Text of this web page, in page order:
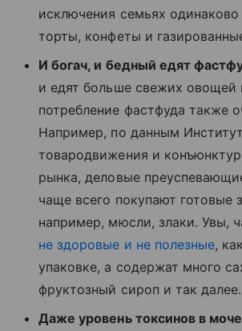
исключения семьях
торты, конфеты и
И богач, и бедный едят
и едят больше свежих овощей
потребление фастфуда также
Например, по данным
товародвижения и
рынка, деловые
чаще всего покупают готовые
например, мюсли, злаки. Увы,
не здоровые и не полезные,
упаковке, а содержат много
фруктозный сироп и так далее.
Даже уровень токсинов в